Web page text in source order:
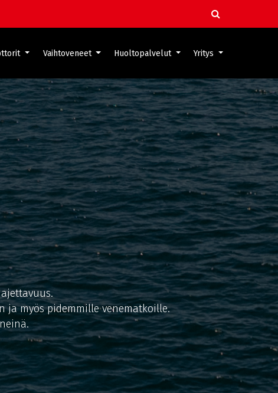
Vaihtoveneet Huoltopalvelut Yritys
myös pidemmille venematkoille.